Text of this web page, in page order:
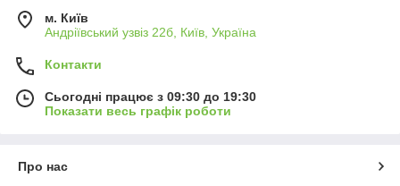
м. Київ
Андріївський узвіз 22б, Київ, Україна
Контакти
Сьогодні працює з 09:30 до 19:30
Показати весь графік роботи
Про нас